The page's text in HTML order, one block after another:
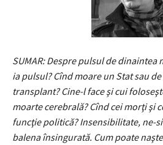
SUMAR: Despre pulsul de dinaintea
ia pulsul?Cînd moare un Stat sau
transplant? Cine-l face şi cui
moarte cerebrală?Cînd cei morţi şi
funcţie politică?Insensibilitate, ne-
balena însingurată. Cum poate